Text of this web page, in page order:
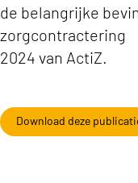
de belangrijke
zorgcontractering
2024 van ActiZ.
Download deze